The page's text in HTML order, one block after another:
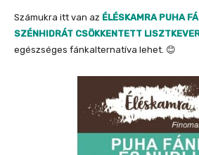
Számukra itt van az ÉLÉSKAMRA PUHA
SZÉNHIDRÁT CSÖKKENTETT
egészséges fánkalternatíva lehet. 😊